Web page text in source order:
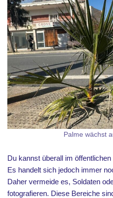
Palme wächst
Du kannst überall im
Es handelt sich jedoch immer
Daher vermeide es, Soldaten
fotografieren. Diese Bereiche